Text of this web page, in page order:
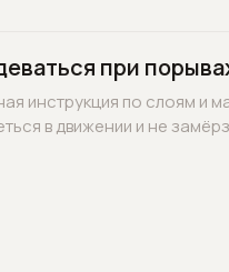
при
инструкция по слоям и
в движении и не